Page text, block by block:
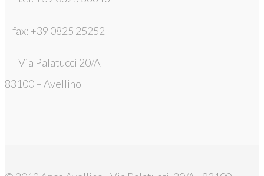
fax: +39 0825 25252
Via Palatucci 20/A
83100 – Avellino